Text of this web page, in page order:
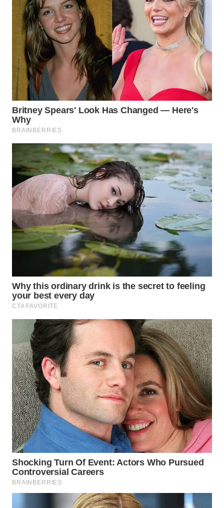
SUBANG
WN
SUKABUMI
WN
PURWAKARTA
WN
PRIANGAN
TIMUR
WN
SEMARANG
WN
SOLO
WN
BOROBUDUR
MADURA
WN
SURABAYA
WN
NATUNA
WN
BINTAN
WN
MANDALIKA
WN
LIKUPANG
WN
LABUANBAJO